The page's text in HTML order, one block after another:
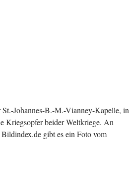
St.-Johannes-B.-M.-Vianney-Kapelle, in
Kriegsopfer beider Weltkriege. An
gibt es ein Foto vom